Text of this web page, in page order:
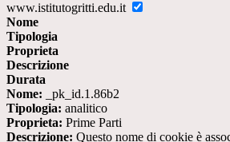
www.istitutogritti.edu.it
Nome
Tipologia
Proprieta
Descrizione
Durata
Nome: _pk_id.1.86b2
Tipologia: analitico
Proprieta: Prime Parti
Descrizione: Questo nome di cookie è